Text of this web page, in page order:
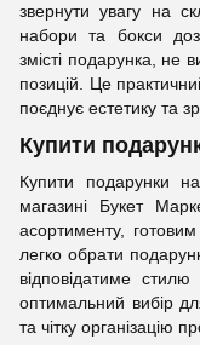
звернути увагу на
набори та бокси
змісті подарунка, не
позицій. Це
поєднує естетику та
Купити
Купити подарунки
магазині Букет
асортименту,
легко обрати
відповідатиме
оптимальний вибір
та чітку організацію